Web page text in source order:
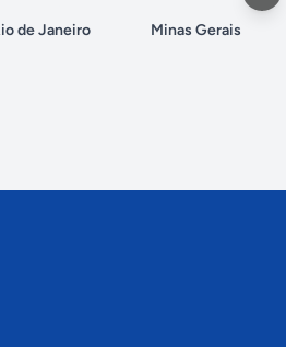
de Janeiro Minas Gerais